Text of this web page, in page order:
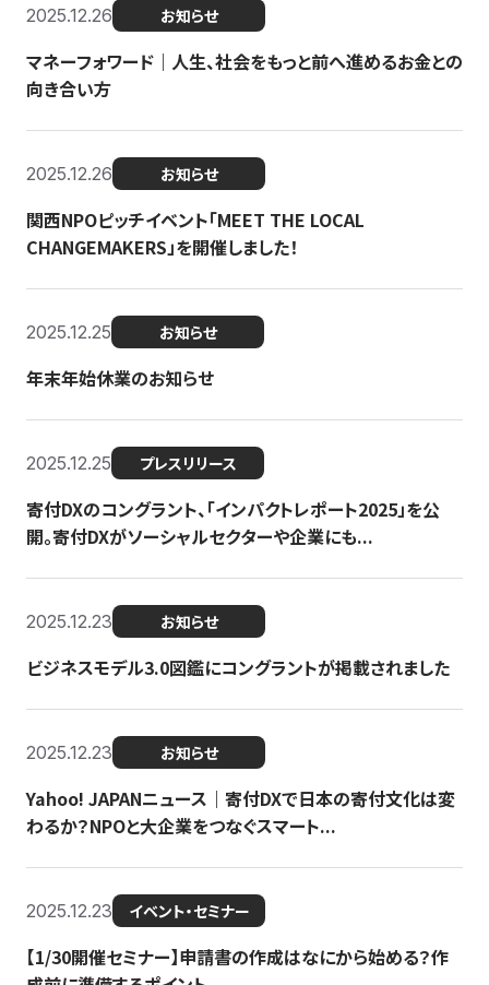
2025.12.26 お知らせ
マネーフォワード｜人生、社会をもっと前へ進めるお金との
向き合い方
2025.12.26 お知らせ
関西NPOピッチイベント「MEET THE LOCAL
CHANGEMAKERS」を開催しました！
2025.12.25 お知らせ
年末年始休業のお知らせ
2025.12.25 プレスリリース
寄付DXのコングラント、「インパクトレポート2025」を公
開。寄付DXがソーシャルセクターや企業にも...
2025.12.23 お知らせ
ビジネスモデル3.0図鑑にコングラントが掲載されました
2025.12.23 お知らせ
Yahoo! JAPANニュース｜寄付DXで日本の寄付文化は変
わるか？NPOと大企業をつなぐスマート...
2025.12.23 イベント・セミナー
【1/30開催セミナー】申請書の作成はなにから始める？作